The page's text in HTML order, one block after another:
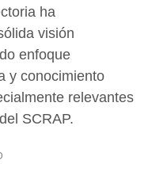
ha
visión
enfoque
y conocimiento
relevantes
SCRAP.